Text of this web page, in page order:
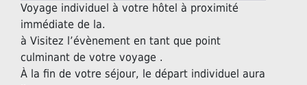
Voyage individuel à votre hôtel à proximité
immédiate de la.
à Visitez l’évènement en tant que point
culminant de votre voyage .
À la fin de votre séjour, le départ individuel aura